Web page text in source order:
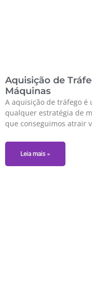
Aquisição de
Máquinas
A aquisição de tráfego é
qualquer estratégia de
que conseguimos atrair
Leia mais »